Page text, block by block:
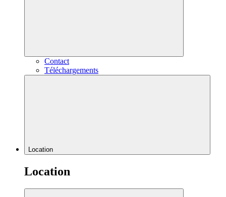
Contact
Téléchargements
Location
Location